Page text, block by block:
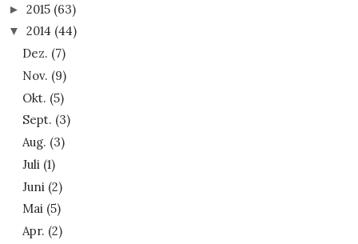
► 2015 (63)
▼ 2014 (44)
Dez. (7)
Nov. (9)
Okt. (5)
Sept. (3)
Aug. (3)
Juli (1)
Juni (2)
Mai (5)
Apr. (2)